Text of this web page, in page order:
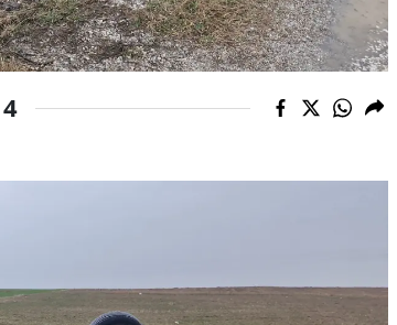
Van
Yozgat
Zonguldak
Kırıkkale
4